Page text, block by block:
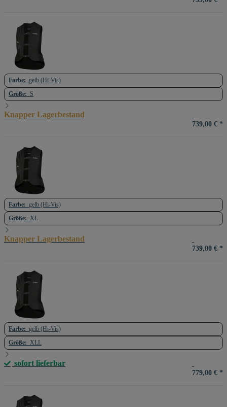
Farbe: gelb (Hi-Vis)
Größe: S
Knapper Lagerbestand
739,00 € *
Farbe: gelb (Hi-Vis)
Größe: XL
Knapper Lagerbestand
739,00 € *
Farbe: gelb (Hi-Vis)
Größe: XLL
sofort lieferbar
779,00 € *